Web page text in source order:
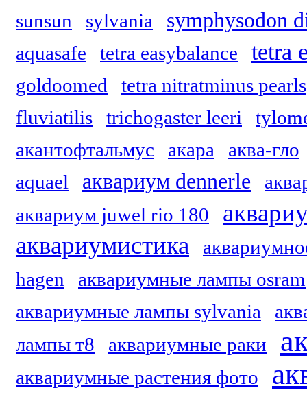
sunsun
sylvania symphysodon
aquasafe tetra easybalance tetra
goldoomed
tetra nitratminus pearls
fluviatilis
trichogaster leeri
акантофтальмус
акара
аква-гло
aquael
аквариум dennerle
аквариум juwel rio 180
аквариумистика
hagen
аквариумные лампы osram
аквариумные лампы sylvania
лампы т8
аквариумные раки
аквариумные растения фото